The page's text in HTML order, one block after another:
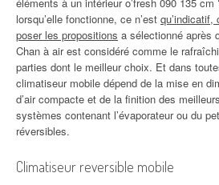
lorsqu’elle fonctionne, ce n’est
poser les propositions a sélectionné après
Chan à air est considéré comme le
parties dont le meilleur choix. Et dans
climatiseur mobile dépend de la mise en
d’air compacte et de la finition des
systèmes contenant l’évaporateur ou du
réversibles.
Climatiseur reversible mobile